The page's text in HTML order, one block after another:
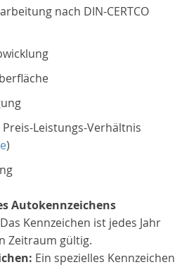
nach DIN-CERTCO
Leistungs-Verhältnis
)
Autokennzeichens
Das Kennzeichen ist jedes Jahr
Zeitraum gültig.
Ein spezielles Kennzeichen